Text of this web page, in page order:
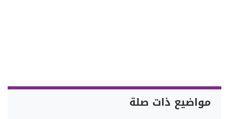
مواضيع ذات صلة